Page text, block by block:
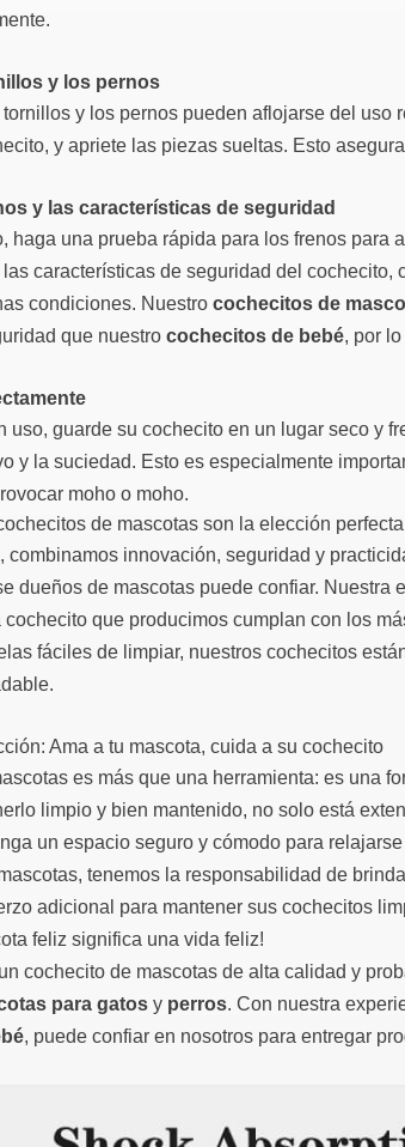
y los pernos
y los pernos pueden aflojarse del uso
y apriete las piezas sueltas. Esto
y las características de seguridad
haga una prueba rápida para los frenos para
características de seguridad del cochecito,
condiciones. Nuestro cochecitos de
que nuestro cochecitos de bebé, por
uso, guarde su cochecito en un lugar seco y
y la suciedad. Esto es especialmente
moho o moho.
de mascotas son la elección perfecta
combinamos innovación, seguridad y
dueños de mascotas puede confiar. Nuestra
que producimos cumplan con los
fáciles de limpiar, nuestros cochecitos
Ama a tu mascota, cuida a su cochecito
es más que una herramienta: es una
limpio y bien mantenido, no solo está
un espacio seguro y cómodo para
tenemos la responsabilidad de
adicional para mantener sus cochecitos
feliz significa una vida feliz!
cochecito de mascotas de alta calidad y
para gatosy perros. Con nuestra
, puede confiar en nosotros para entregar